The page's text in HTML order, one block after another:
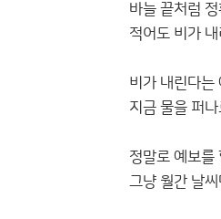
바늘 끝처럼
적어도 비가
비가 내린다는
지금 물을 퍼
정말로 예보를
그냥 월간 날